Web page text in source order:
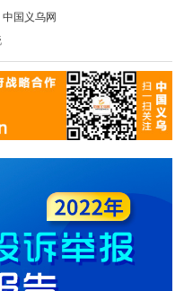
中国义乌网